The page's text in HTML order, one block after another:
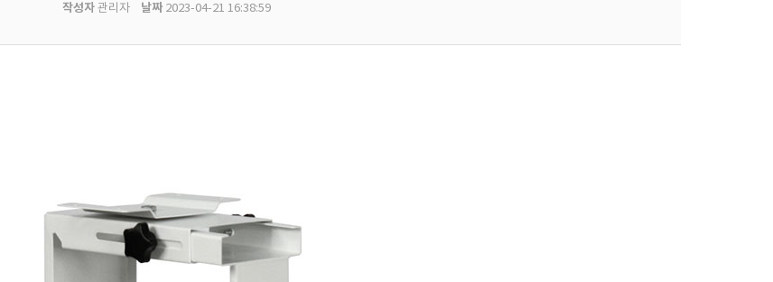
작성자관리자 날짜2023-04-21 16:38:59